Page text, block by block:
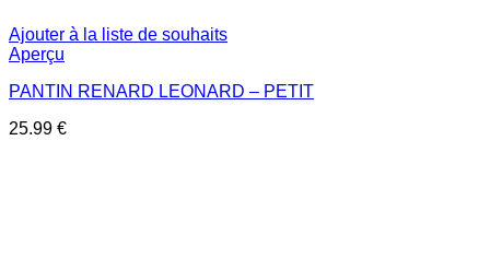
Ajouter à la liste de souhaits
Aperçu
PANTIN RENARD LEONARD – PETIT
25.99 €